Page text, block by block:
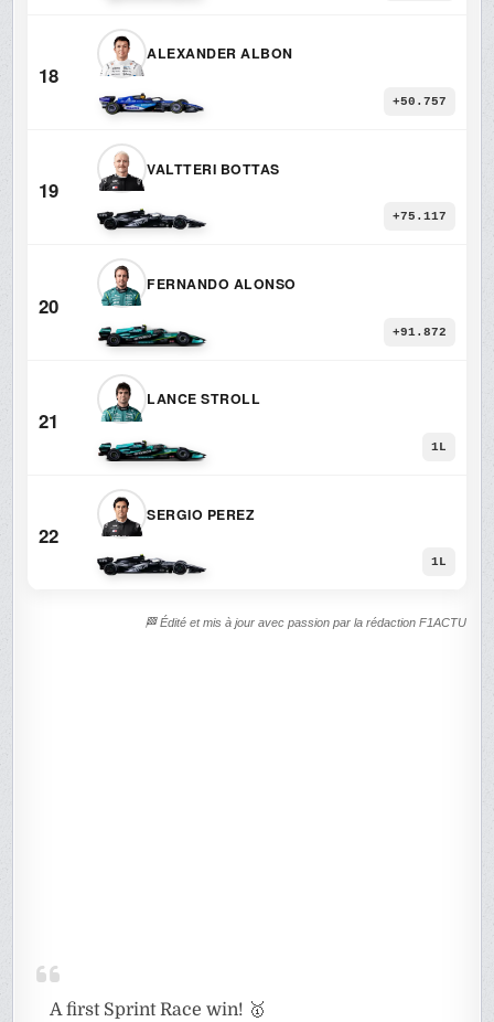
18
ALEXANDER ALBON
+50.757
19
VALTTERI BOTTAS
+75.117
20
FERNANDO ALONSO
+91.872
21
LANCE STROLL
1L
22
SERGIO PEREZ
1L
🏁 Édité et mis à jour avec passion par la rédaction F1ACTU
A first Sprint Race win! 🥇